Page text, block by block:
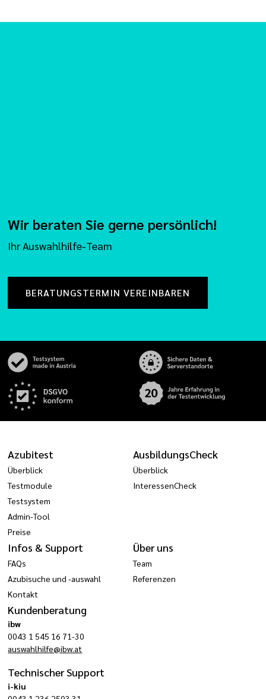
Wir beraten Sie gerne persönlich!
Ihr Auswahlhilfe-Team
BERATUNGSTERMIN VEREINBAREN
Azubitest
Überblick
Testmodule
Testsystem
Admin-Tool
Preise
AusbildungsCheck
Überblick
InteressenCheck
Infos & Support
FAQs
Azubisuche und -auswahl
Kontakt
Über uns
Team
Referenzen
Kundenberatung
ibw
0043 1 545 16 71-30
auswahlhilfe@ibw.at
Technischer Support
i-kiu